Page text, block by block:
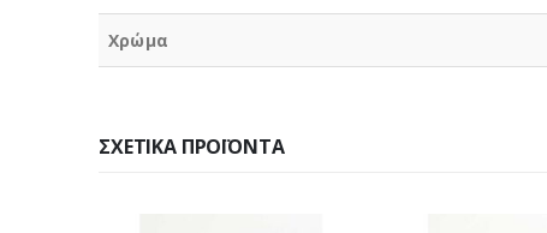
Χρώμα
ΣΧΕΤΙΚΆ ΠΡΟΪΌΝΤΑ